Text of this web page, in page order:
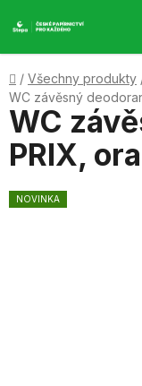
na
Domů
/ Všechny produkty
WC závěsný
WC
PRIX,
NOVINKA